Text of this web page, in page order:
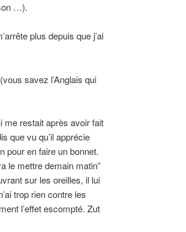
…).
plus depuis que j’ai
savez l’Anglais qui
me restait après avoir fait
que vu qu’il apprécie
pour en faire un bonnet.
le mettre demain matin”
sur les oreilles, il lui
trop rien contre les
l’effet escompté. Zut